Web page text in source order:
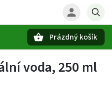
Prázdný košík
voda, 250 ml